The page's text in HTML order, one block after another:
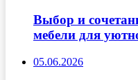
Выбор и
мебели для
05.06.2026